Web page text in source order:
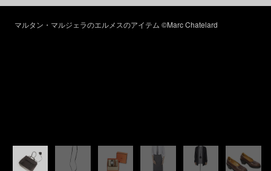
マルタン・マルジェラのエルメスのアイテム ©Marc Chatelard